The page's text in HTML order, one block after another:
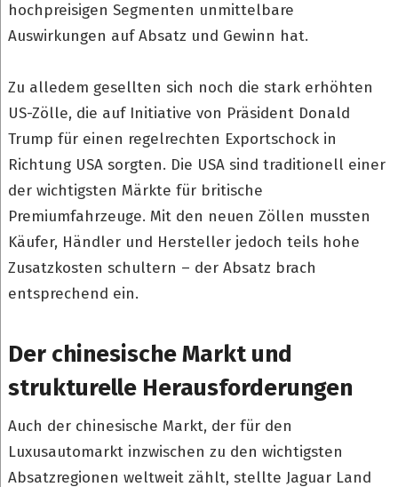
hochpreisigen Segmenten unmittelbare
Auswirkungen auf Absatz und Gewinn hat.
Zu alledem gesellten sich noch die stark erhöhten
US-Zölle, die auf Initiative von Präsident Donald
Trump für einen regelrechten Exportschock in
Richtung USA sorgten. Die USA sind traditionell einer
der wichtigsten Märkte für britische
Premiumfahrzeuge. Mit den neuen Zöllen mussten
Käufer, Händler und Hersteller jedoch teils hohe
Zusatzkosten schultern – der Absatz brach
entsprechend ein.
Der chinesische Markt und
strukturelle Herausforderungen
Auch der chinesische Markt, der für den
Luxusautomarkt inzwischen zu den wichtigsten
Absatzregionen weltweit zählt, stellte Jaguar Land